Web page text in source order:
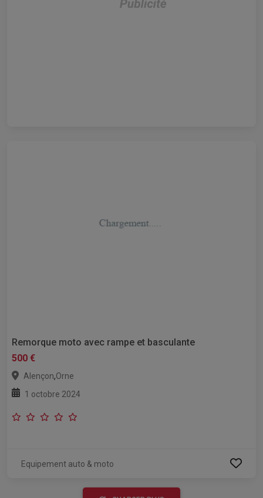
Remorque moto avec rampe et basculante
500 €
Alençon,Orne
1 octobre 2024
Equipement auto & moto